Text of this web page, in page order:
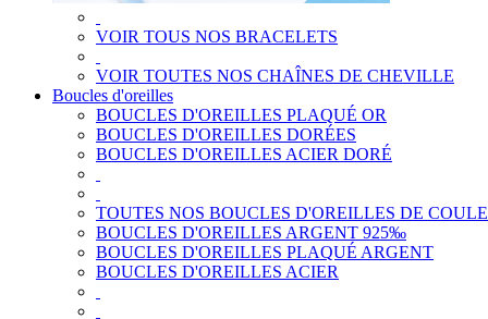
VOIR TOUS NOS BRACELETS
VOIR TOUTES NOS CHAÎNES DE CHEVILLE
Boucles d'oreilles
BOUCLES D'OREILLES PLAQUÉ OR
BOUCLES D'OREILLES DORÉES
BOUCLES D'OREILLES ACIER DORÉ
TOUTES NOS BOUCLES D'OREILLES DE
BOUCLES D'OREILLES ARGENT 925‰
BOUCLES D'OREILLES PLAQUÉ ARGENT
BOUCLES D'OREILLES ACIER